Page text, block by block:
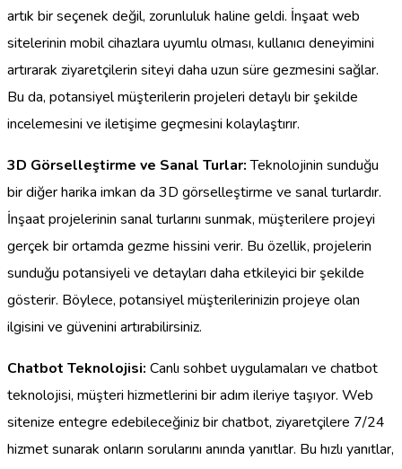
artık bir seçenek değil, zorunluluk haline geldi. İnşaat web
sitelerinin mobil cihazlara uyumlu olması, kullanıcı deneyimini
artırarak ziyaretçilerin siteyi daha uzun süre gezmesini sağlar.
Bu da, potansiyel müşterilerin projeleri detaylı bir şekilde
incelemesini ve iletişime geçmesini kolaylaştırır.
3D Görselleştirme ve Sanal Turlar:Teknolojinin sunduğu
bir diğer harika imkan da 3D görselleştirme ve sanal turlardır.
İnşaat projelerinin sanal turlarını sunmak, müşterilere projeyi
gerçek bir ortamda gezme hissini verir. Bu özellik, projelerin
sunduğu potansiyeli ve detayları daha etkileyici bir şekilde
gösterir. Böylece, potansiyel müşterilerinizin projeye olan
ilgisini ve güvenini artırabilirsiniz.
Chatbot Teknolojisi: Canlı sohbet uygulamaları ve chatbot
teknolojisi, müşteri hizmetlerini bir adım ileriye taşıyor. Web
sitenize entegre edebileceğiniz bir chatbot, ziyaretçilere 7/24
hizmet sunarak onların sorularını anında yanıtlar. Bu hızlı yanıtlar,